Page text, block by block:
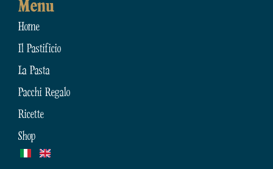
Menu
Home
Il Pastificio
La Pasta
Pacchi Regalo
Ricette
Shop